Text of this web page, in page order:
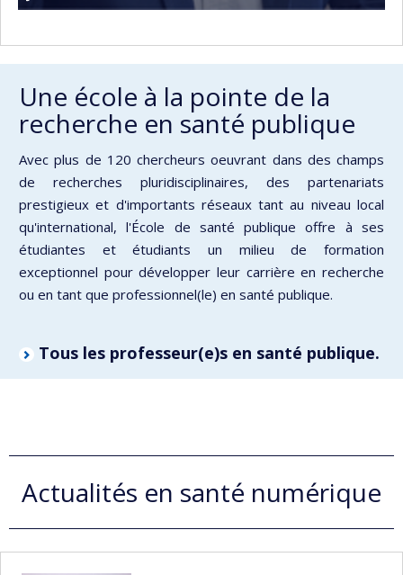
Une école à la pointe de la
recherche en santé publique
Avec plus de 120 chercheurs oeuvrant dans des champs
de recherches pluridisciplinaires, des partenariats
prestigieux et d'importants réseaux tant au niveau local
qu'international, l'École de santé publique offre à ses
étudiantes et étudiants un milieu de formation
exceptionnel pour développer leur carrière en recherche
ou en tant que professionnel(le) en santé publique.
Tous les professeur(e)s en santé publique.
Actualités en santé numérique